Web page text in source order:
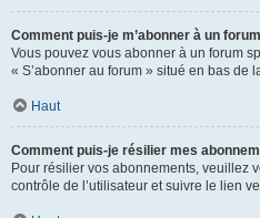
Comment puis-je m’abonner à un
Vous pouvez vous abonner à un forum
« S’abonner au forum » situé en bas de
Haut
Comment puis-je résilier mes
Pour résilier vos abonnements, veuillez
contrôle de l’utilisateur et suivre le lien